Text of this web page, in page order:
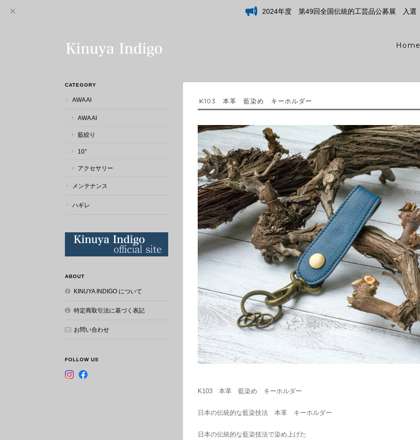
2024年度 第49回全国伝統的工芸品公募展 入選
Home
K103 本革 藍染め キーホルダー
K103 本革 藍染め キーホルダー
日本の伝統的な藍染技法 本革 キーホルダー
日本の伝統的な藍染技法で染め上げた
CATEGORY
AWA AI
AWA AI
藍絞り
10°
アクセサリー
メンテナンス
ハギレ
ABOUT
KINUYA INDIGO について
特定商取引法に基づく表記
お問い合わせ
FOLLOW US